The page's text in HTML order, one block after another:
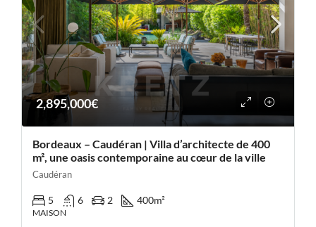
2,895,000€
Bordeaux – Caudéran | Villa d’architecte de 400
m², une oasis contemporaine au cœur de la ville
Caudéran
5 6 2 400m²
MAISON